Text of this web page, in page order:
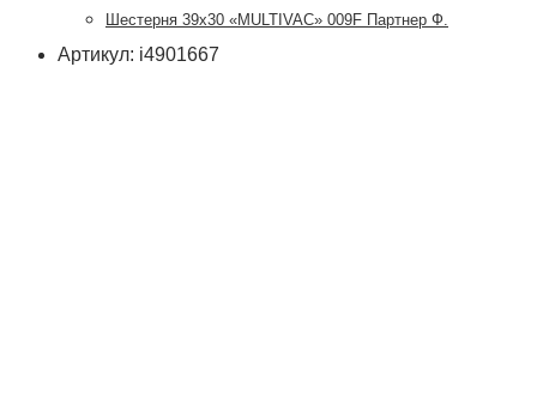
Шестерня 39х30 «MULTIVAC» 009F Партнер Ф.
Артикул: i4901667